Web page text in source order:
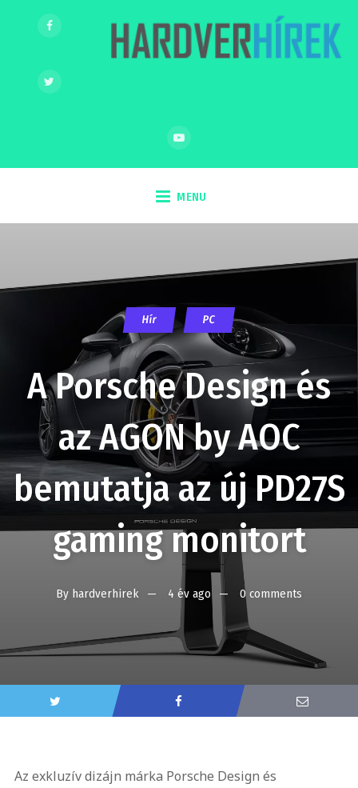
MENU
Hír PC
A Porsche Design és
az AGON by AOC
bemutatja az új PD27S
gaming monitort
By hardverhirek 4 év ago 0 comments
Az exkluzív dizájn márka Porsche Design és